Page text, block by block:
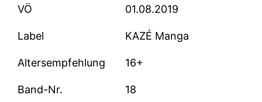
VÖ 01.08.2019
Label KAZÉ Manga
Altersempfehlung 16+
Band-Nr. 18